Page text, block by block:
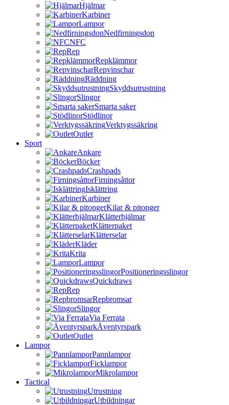
Hjälmar
Karbiner
Lampor
Nedfirningsdon
NFC
Rep
Repklämmor
Repvinschar
Räddning
Skyddsutrustning
Slingor
Smarta saker
Stödlinor
Verktygssäkring
Outlet
Sport
Ankare
Böcker
Crashpads
Firningsåttor
Isklättring
Karbiner
Kilar & pitonger
Klätterhjälmar
Klätterpaket
Klätterselar
Kläder
Krita
Lampor
Positioneringsslingor
Quickdraws
Rep
Repbromsar
Slingor
Via Ferrata
Äventyrspark
Outlet
Lampor
Pannlampor
Ficklampor
Mikrolampor
Tactical
Utrustning
Utbildningar